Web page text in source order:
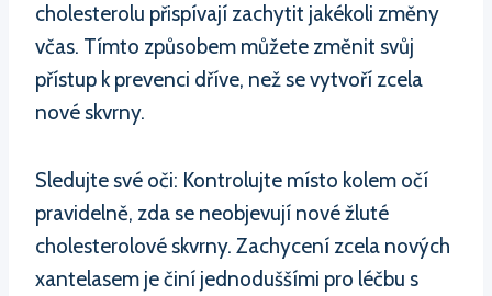
cholesterolu přispívají zachytit jakékoli změny
včas. Tímto způsobem můžete změnit svůj
přístup k prevenci dříve, než se vytvoří zcela
nové skvrny.
Sledujte své oči: Kontrolujte místo kolem očí
pravidelně, zda se neobjevují nové žluté
cholesterolové skvrny. Zachycení zcela nových
xantelasem je činí jednoduššími pro léčbu s